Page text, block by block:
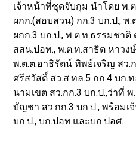
เจ้าหน้าที่ชุดจับกุม นำโดย พ.
ผกก.(สอบสวน) กก.3 บก.ป.,
ผกก.3 บก.ป., พ.ต.ท.ธรรมชาติ
สสน.ปอท., พ.ต.ท.สาธิต หาวง
พ.ต.ต.อาธิรัตน์ ทิพย์เจริญ สว.
ศรีสวัสดิ์ สว.ส.ทล.5 กก.4 บก.
นามเขต สว.กก.3 บก.ป.,ว่าที่
บัญชา สว.กก.3 บก.ป., พร้อมเ
บก.ป., บก.ปอท.และบก.ปอศ.